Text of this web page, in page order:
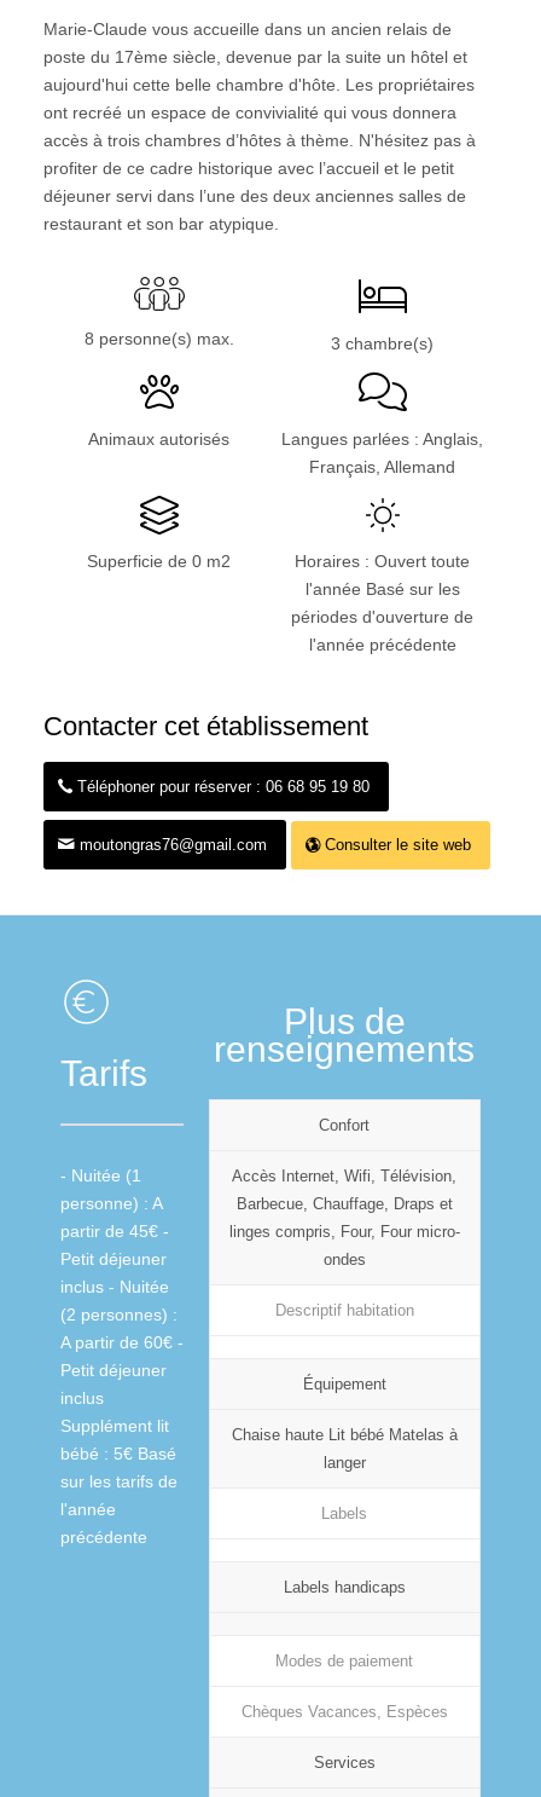
Marie-Claude vous accueille dans un ancien relais de
poste du 17ème siècle, devenue par la suite un hôtel et
aujourd'hui cette belle chambre d'hôte. Les propriétaires
ont recréé un espace de convivialité qui vous donnera
accès à trois chambres d’hôtes à thème. N'hésitez pas à
profiter de ce cadre historique avec l’accueil et le petit
déjeuner servi dans l’une des deux anciennes salles de
restaurant et son bar atypique.
8 personne(s) max. 3 chambre(s)
Animaux autorisés
Langues parlées : Anglais,
Français, Allemand
Superficie de 0 m2
Horaires : Ouvert toute
l'année Basé sur les
périodes d'ouverture de
l'année précédente
Contacter cet établissement
Téléphoner pour réserver : 06 68 95 19 80
moutongras76@gmail.com Consulter le site web
Tarifs
- Nuitée (1
personne) : A
partir de 45€ -
Petit déjeuner
inclus - Nuitée
(2 personnes) :
A partir de 60€ -
Petit déjeuner
inclus
Supplément lit
bébé : 5€ Basé
sur les tarifs de
l'année
précédente
Plus de
renseignements
Confort
Accès Internet, Wifi, Télévision,
Barbecue, Chauffage, Draps et
linges compris, Four, Four micro-
ondes
Descriptif habitation
Équipement
Chaise haute Lit bébé Matelas à
langer
Labels
Labels handicaps
Modes de paiement
Chèques Vacances, Espèces
Services